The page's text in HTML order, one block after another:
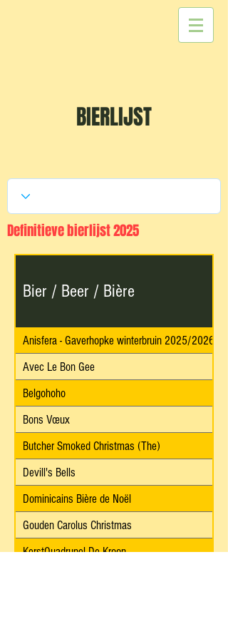
BIERLIJST
Definitieve bierlijst 2025
Bier / Beer / Bière
Anisfera - Gaverhopke winterbruin 2025/2026
Avec Le Bon Gee
Belgohoho
Bons Vœux
Butcher Smoked Christmas (The)
Devill's Bells
Dominicains Bière de Noël
Gouden Carolus Christmas
KerstQuadrupel De Kroon